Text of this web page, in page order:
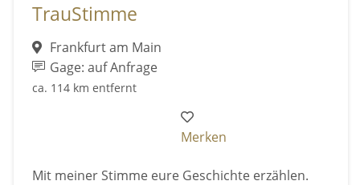
TrauStimme
Frankfurt am Main
Gage: auf Anfrage
ca. 114 km entfernt
Merken
Mit meiner Stimme eure Geschichte erzählen.